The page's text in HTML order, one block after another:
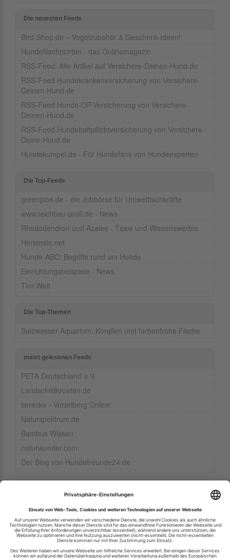
Die neuesten Feeds
Bird-Shop.de – Vogelzubehör & Geschenk-Ideen!
HundeNachrichten - das Onlinemagazin
RSS-Feed: Alle Artikel auf Versichere-Deinen-Hund.de
RSS-Feed Hundekrankenversicherung von Versichere-
Deinen-Hund.de
RSS-Feed Hunde-OP-Versicherung von Versichere-
Deinen-Hund.de
RSS-Feed Hundehaftpflichtversicherung von Versichere-
Deine-Hund.de
Hundekumpel.de - Für Hundefans von Hundeexperten
Die Top-Feeds
greenjobs.de - die Jobbörse für Umweltfachkräfte
www.teichbau-profi.de - News
Rhododendron und Azalee - Tipps und Wissenswertes
Hortensie.net
Hunde-ABC: Begriffe rund um Hunde
Einrichtungsbeispiele - News
Tier-Welt
Die Top-Themen
Salzwasser-Aquarium: Korallen und farbenfrohe Fische
meist gelesenen Feeds
PETA Deutschland e.V.
Landschildkroeten.de
tierecke - Vorarlberg Online
Naturspektrum.de
Bambus Wissen
naturwunder.com
Der Blog von Hundefreunde24.de
Ihren RSS-Feed veröffentlichen